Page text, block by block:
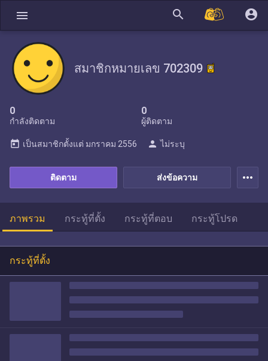
menu search account_circle
สมาชิกหมายเลข 702309
0
กำลังติดตาม
0
ผู้ติดตาม
ส่งข้อความ
ติดตาม
today เป็นสมาชิกตั้งแต่ มกราคม 2556 person ไม่ระบุ
more_horiz
ภาพรวม กระทู้ที่ตั้ง กระทู้ที่ตอบ กระทู้โปรด
กระทู้ที่ตั้ง